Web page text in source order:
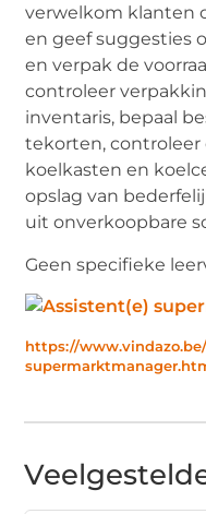
verwelkom klanten
en geef suggesties
en verpak de
controleer
inventaris, bepaal
tekorten,
koelkasten en
opslag van
uit onverkoopbare
Geen specifieke
https://